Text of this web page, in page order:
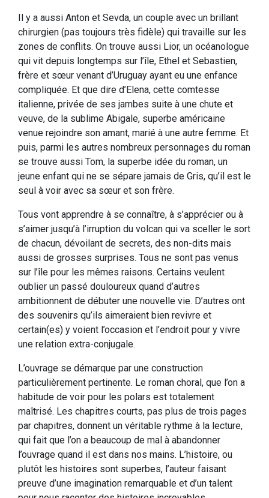
Il y a aussi Anton et Sevda, un couple avec un brillant
chirurgien (pas toujours très fidèle) qui travaille sur les
zones de conflits. On trouve aussi Lior, un océanologue
qui vit depuis longtemps sur l’île, Ethel et Sebastien,
frère et sœur venant d’Uruguay ayant eu une enfance
compliquée. Et que dire d’Elena, cette comtesse
italienne, privée de ses jambes suite à une chute et
veuve, de la sublime Abigale, superbe américaine
venue rejoindre son amant, marié à une autre femme. Et
puis, parmi les autres nombreux personnages du roman
se trouve aussi Tom, la superbe idée du roman, un
jeune enfant qui ne se sépare jamais de Gris, qu’il est le
seul à voir avec sa sœur et son frère.
Tous vont apprendre à se connaître, à s’apprécier ou à
s’aimer jusqu’à l’irruption du volcan qui va sceller le sort
de chacun, dévoilant de secrets, des non-dits mais
aussi de grosses surprises. Tous ne sont pas venus
sur l’île pour les mêmes raisons. Certains veulent
oublier un passé douloureux quand d’autres
ambitionnent de débuter une nouvelle vie. D’autres ont
des souvenirs qu’ils aimeraient bien revivre et
certain(es) y voient l’occasion et l’endroit pour y vivre
une relation extra-conjugale.
L’ouvrage se démarque par une construction
particulièrement pertinente. Le roman choral, que l’on a
habitude de voir pour les polars est totalement
maîtrisé. Les chapitres courts, pas plus de trois pages
par chapitres, donnent un véritable rythme à la lecture,
qui fait que l’on a beaucoup de mal à abandonner
l’ouvrage quand il est dans nos mains. L’histoire, ou
plutôt les histoires sont superbes, l’auteur faisant
preuve d’une imagination remarquable et d’un talent